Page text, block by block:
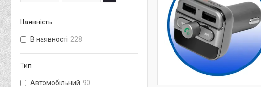
Наявність
В наявності 228
Тип
Автомобільний 90